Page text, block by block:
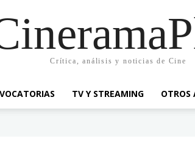
Crítica, análisis y noticias de Cine
TV Y STREAMING OTROS